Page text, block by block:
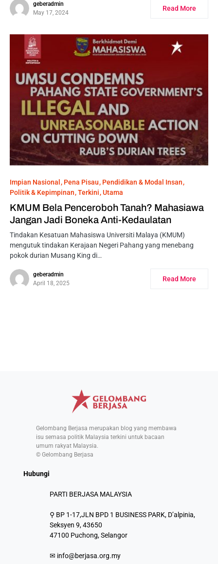
geberadmin
May 17, 2024
Read More
Impian Nasional Pena Pisau Pendidikan & Modal Insan
Politik & Kepimpinan Terkini Utama
KMUM Bela Penceroboh Tanah? Mahasiawa
Jangan Jadi Boneka Anti-Kedaulatan
Tindakan Kesatuan Mahasiswa Universiti Malaya (KMUM)
mengutuk tindakan Kerajaan Negeri Pahang yang menebang
pokok durian Musang King di…
geberadmin
April 18, 2025
Read More
Gelombang Berjasa merupakan blog yang membawa
isu semasa politik Malaysia terkini untuk bacaan
umum rakyat Malaysia.
© Gelombang Berjasa
Hubungi
PARTI BERJASA MALAYSIA
⚲ BP 1-17,JLN BPD 1 BUSINESS PARK, D’alpinia,
Seksyen 9, 43650
47100 Puchong, Selangor
✉ info@berjasa.org.my